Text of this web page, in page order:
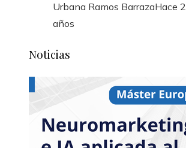
Urbana Ramos BarrazaHace 2
años
Noticias